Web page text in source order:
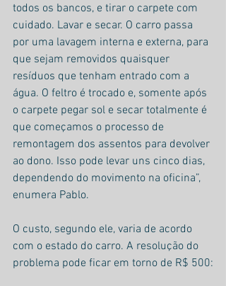
todos os bancos, e tirar o carpete com
cuidado. Lavar e secar. O carro passa
por uma lavagem interna e externa, para
que sejam removidos quaisquer
resíduos que tenham entrado com a
água. O feltro é trocado e, somente após
o carpete pegar sol e secar totalmente é
que começamos o processo de
remontagem dos assentos para devolver
ao dono. Isso pode levar uns cinco dias,
dependendo do movimento na oficina”,
enumera Pablo.
O custo, segundo ele, varia de acordo
com o estado do carro. A resolução do
problema pode ficar em torno de R$ 500: